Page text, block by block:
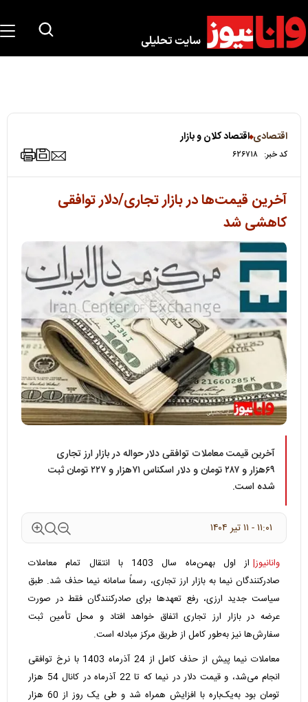
اقتصادی اقتصاد کلان و بازار
کد خبر: ۶۲۶۷۱۸
آخرین قیمت‌ها در بازار تجاری/دلار توافقی
کاهشی شد
آخرین قیمت معاملات توافقی دلار حواله در بازار ارز تجاری
۶۹هزار و ۲۸۷ تومان و دلار اسکناس ۷۱هزار و ۲۲۷ تومان ثبت
شده است.
۱۱:۰۱ - ۱۱ تير ۱۴۰۴
وانانیوز|
از اول بهمن‌ماه سال 1403 با انتقال تمام معاملات
صادرکنندگان نیما به بازار ارز تجاری، رسماً سامانه نیما حذف شد. طبق
سیاست جدید ارزی، رفع تعهدها برای صادرکنندگان فقط در صورت
عرضه در بازار ارز تجاری اتفاق خواهد افتاد و محل تأمین ثبت
سفارش‌ها نیز به‌طور کامل از طریق مرکز مبادله است.
معاملات نیما پیش از حذف کامل از 24 آذرماه 1403 با نرخ توافقی
انجام می‌شد، وقیمت دلار
در نیما که تا 22 آذرماه در کانال 54 هزار
تومان بود به‌یک‌باره با افزایش همراه شد و طی یک روز از 60 هزار